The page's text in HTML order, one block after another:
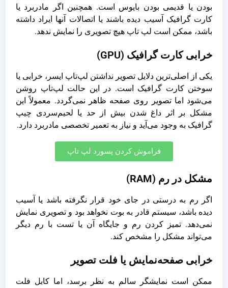
بودن یا قدیمی بودن بایوس است. همچنین اگر مادربرد یا
کارت گرافیک آسیب دیده باشند یا اتصالات آنها ایراد داشته
باشد، ممکن است لپ تاپ هیچ تصویری را نمایش ندهد.
خرابی کارت گرافیک (GPU)
یکی از اصلی‌ترین دلایل تصویر نداشتن لپ‌تاپ ایسر، خرابی یا
سوختن کارت گرافیک است. در این حالت لپ‌تاپ روشن
می‌شود اما تصویر روی صفحه ظاهر نمی‌گردد. معمولاً این
مشکل بر اثر داغ شدن بیش از حد یا لحیم‌سردی چیپ
گرافیک به وجود می‌آید و نیاز به تعمیر تخصصی مادربرد دارد.
فراموش کردن پسورد لپ تاپ
مشکل در رم (RAM)
اگر رم به درستی در جای خود قرار نگرفته باشد یا آسیب
دیده باشد، سیستم قادر به بوت نخواهد بود و تصویری نمایش
نمی‌دهد. تمیز کردن رم و جایگاه آن یا تست با رم دیگر
می‌تواند مشکل را مشخص کند.
خرابی صفحه‌نمایش یا فلت تصویر
ممکن است نمایشگر سالم به نظر برسد، اما کابل فلت